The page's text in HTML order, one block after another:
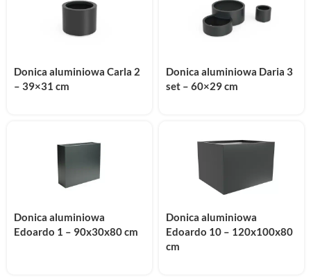
Donica aluminiowa Carla 2
– 39×31 cm
Donica aluminiowa Daria 3
set – 60×29 cm
Donica aluminiowa
Edoardo 1 – 90x30x80 cm
Donica aluminiowa
Edoardo 10 – 120x100x80
cm